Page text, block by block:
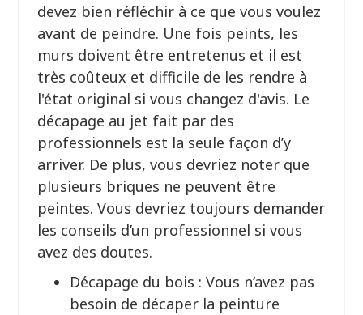
devez bien réfléchir à ce que vous voulez
avant de peindre. Une fois peints, les
murs doivent être entretenus et il est
très coûteux et difficile de les rendre à
l'état original si vous changez d'avis. Le
décapage au jet fait par des
professionnels est la seule façon d’y
arriver. De plus, vous devriez noter que
plusieurs briques ne peuvent être
peintes. Vous devriez toujours demander
les conseils d’un professionnel si vous
avez des doutes.
Décapage du bois : Vous n’avez pas
besoin de décaper la peinture